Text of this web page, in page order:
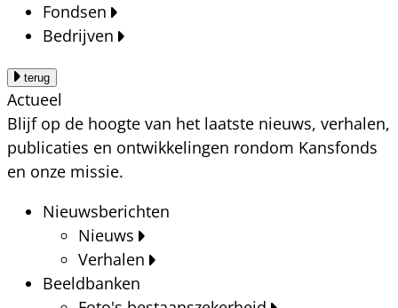
Fondsen
Bedrijven
terug
Actueel
Blijf op de hoogte van het laatste nieuws, verhalen,
publicaties en ontwikkelingen rondom Kansfonds
en onze missie.
Nieuwsberichten
Nieuws
Verhalen
Beeldbanken